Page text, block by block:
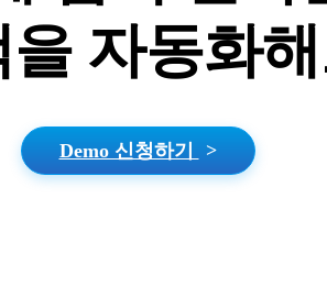
자동화
Demo 신청하기 >